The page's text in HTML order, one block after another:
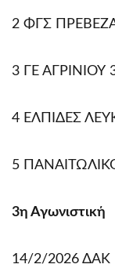
2 ΦΓΣ
3 ΓΕ ΑΓΡΙΝΙΟΥ
4 ΕΛΠΙΔΕΣ
5
3η Αγωνιστική
14/2/2026